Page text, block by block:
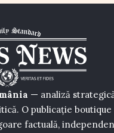
— analiză
O publicație boutique
factuală,